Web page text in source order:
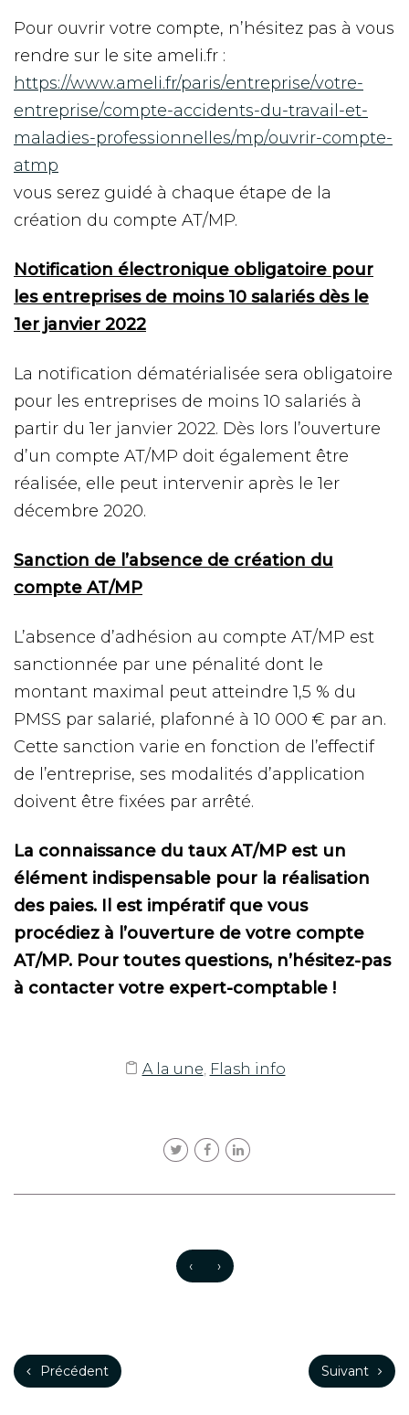
Pour ouvrir votre compte, n’hésitez pas à vous
rendre sur le site ameli.fr :
https://www.ameli.fr/paris/entreprise/votre-
entreprise/compte-accidents-du-travail-et-
maladies-professionnelles/mp/ouvrir-compte-
atmp
vous serez guidé à chaque étape de la
création du compte AT/MP.
Notification électronique obligatoire pour
les entreprises de moins 10 salariés dès le
1er janvier 2022
La notification dématérialisée sera obligatoire
pour les entreprises de moins 10 salariés à
partir du 1er janvier 2022. Dès lors l’ouverture
d’un compte AT/MP doit également être
réalisée, elle peut intervenir après le 1er
décembre 2020.
Sanction de l’absence de création du
compte AT/MP
L’absence d’adhésion au compte AT/MP est
sanctionnée par une pénalité dont le
montant maximal peut atteindre 1,5 % du
PMSS par salarié, plafonné à 10 000 € par an.
Cette sanction varie en fonction de l’effectif
de l’entreprise, ses modalités d’application
doivent être fixées par arrêté.
La connaissance du taux AT/MP est un
élément indispensable pour la réalisation
des paies. Il est impératif que vous
procédiez à l’ouverture de votre compte
AT/MP. Pour toutes questions, n’hésitez-pas
à contacter votre expert-comptable !
A la une Flash info
‹ ›
Précédent Suivant